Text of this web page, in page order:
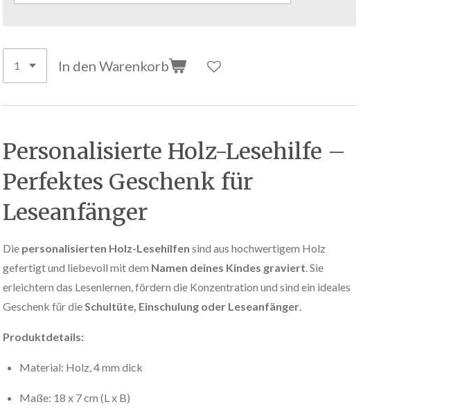
In den Warenkorb
Personalisierte Holz-Lesehilfe –
Perfektes Geschenk für
Leseanfänger
Die personalisierten Holz-Lesehilfen sind aus hochwertigem Holz
gefertigt und liebevoll mit dem Namen deines Kindes graviert . Sie
erleichtern das Lesenlernen, fördern die Konzentration und sind ein ideales
Geschenk für die Schultüte, Einschulung oder Leseanfänger
Produktdetails:
Material: Holz, 4 mm dick
Maße: 18 x 7 cm (L x B)